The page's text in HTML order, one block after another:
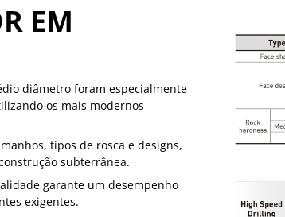
EM
diâmetro foram especialmente
os mais modernos
tipos de rosca e designs,
subterrânea.
garante um desempenho
exigentes.